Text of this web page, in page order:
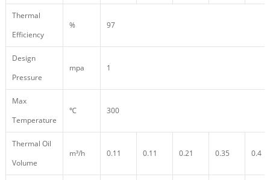
Thermal
Efficiency
% 97
Design
Pressure
mpa 1
Max
Temperature
℃ 300
Thermal Oil
Volume
m³/h 0.11 0.11 0.21 0.35 0.4